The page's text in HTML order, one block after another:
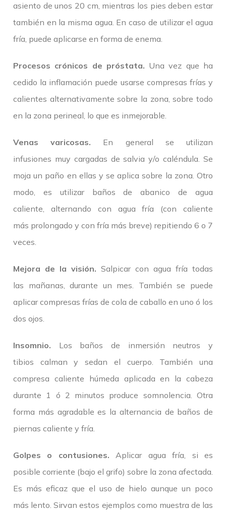
asiento de unos 20 cm, mientras los pies deben estar
también en la misma agua. En caso de utilizar el agua
fría, puede aplicarse en forma de enema.
Procesos crónicos de próstata. Una vez que ha
cedido la inflamación puede usarse compresas frías y
calientes alternativamente sobre la zona, sobre todo
en la zona perineal, lo que es inmejorable.
Venas varicosas. En general se utilizan
infusiones muy cargadas de salvia y/o caléndula. Se
moja un paño en ellas y se aplica sobre la zona. Otro
modo, es utilizar baños de abanico de agua
caliente, alternando con agua fría (con caliente
más prolongado y con fría más breve) repitiendo 6 o 7
veces.
Mejora de la visión. Salpicar con agua fría todas
las mañanas, durante un mes. También se puede
aplicar compresas frías de cola de caballo en uno ó los
dos ojos.
Insomnio. Los baños de inmersión neutros y
tibios calman y sedan el cuerpo. También una
compresa caliente húmeda aplicada en la cabeza
durante 1 ó 2 minutos produce somnolencia. Otra
forma más agradable es la alternancia de baños de
piernas caliente y fría.
Golpes o contusiones. Aplicar agua fría, si es
posible corriente (bajo el grifo) sobre la zona afectada.
Es más eficaz que el uso de hielo aunque un poco
más lento. Sirvan estos ejemplos como muestra de las